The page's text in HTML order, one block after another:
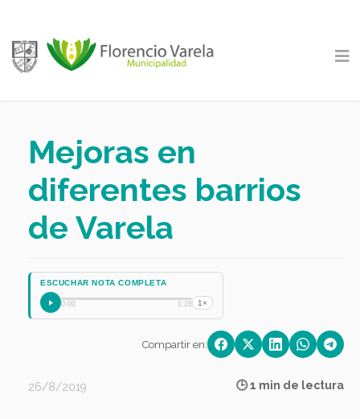
Mejoras en
diferentes barrios
de Varela
ESCUCHAR NOTA COMPLETA
0:00 1:28 1×
Compartir en:
26/8/2019 🕒 1 min de lectura